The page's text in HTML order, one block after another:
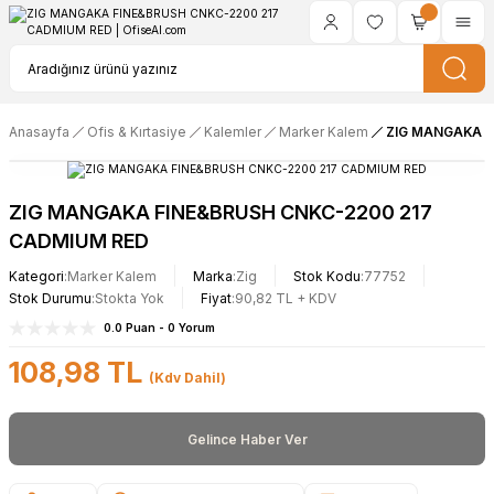
Anasayfa Ofis & Kırtasiye Kalemler Marker Kalem ZIG MANGAKA
ZIG MANGAKA FINE&BRUSH CNKC-2200 217
CADMIUM RED
Kategori Marker Kalem Marka Zig Stok Kodu 77752
Stok Durumu Stokta Yok Fiyat 90,82 TL + KDV
0.0 Puan - 0 Yorum
108,98 TL (Kdv Dahil)
Gelince Haber Ver